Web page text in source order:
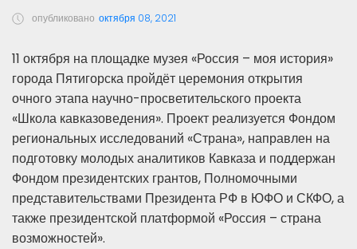
опубликовано октября 08, 2021
11 октября на площадке музея «Россия – моя история»
города Пятигорска пройдёт церемония открытия
очного этапа научно-просветительского проекта
«Школа кавказоведения». Проект реализуется Фондом
региональных исследований «Страна», направлен на
подготовку молодых аналитиков Кавказа и поддержан
Фондом президентских грантов, Полномочными
представительствами Президента РФ в ЮФО и СКФО, а
также президентской платформой «Россия – страна
возможностей».